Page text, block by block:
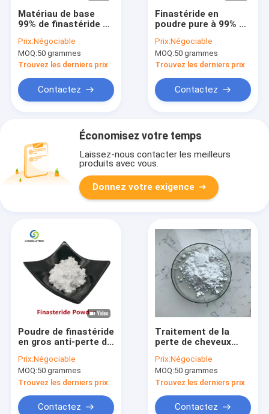
Matériau de base
99% de finastéride en
de cheveux CAS
98319-26-7
Prix:Négociable
MOQ:50 grammes
Trouvez les derniers prix
Contactez
Finastéride en
poudre pure à 99% en
98319-26-7
Prix:Négociable
MOQ:50 grammes
Trouvez les derniers prix
Contactez
Économisez votre temps
Laissez-nous contacter les meilleurs
produits avec vous.
Donnez votre exigence
Poudre de finastéride
en gros anti-perte de
98319-26-7
Prix:Négociable
MOQ:50 grammes
Trouvez les derniers prix
Contactez
Traitement de la
perte de cheveux
99% Pure CAS 98319-
26-7 en vrac de haute
qualité
Prix:Négociable
MOQ:50 grammes
Trouvez les derniers prix
Contactez